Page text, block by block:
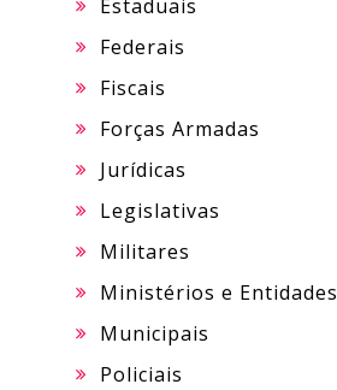
Estaduais
Federais
Fiscais
Forças Armadas
Jurídicas
Legislativas
Militares
Ministérios e Entidades
Municipais
Policiais